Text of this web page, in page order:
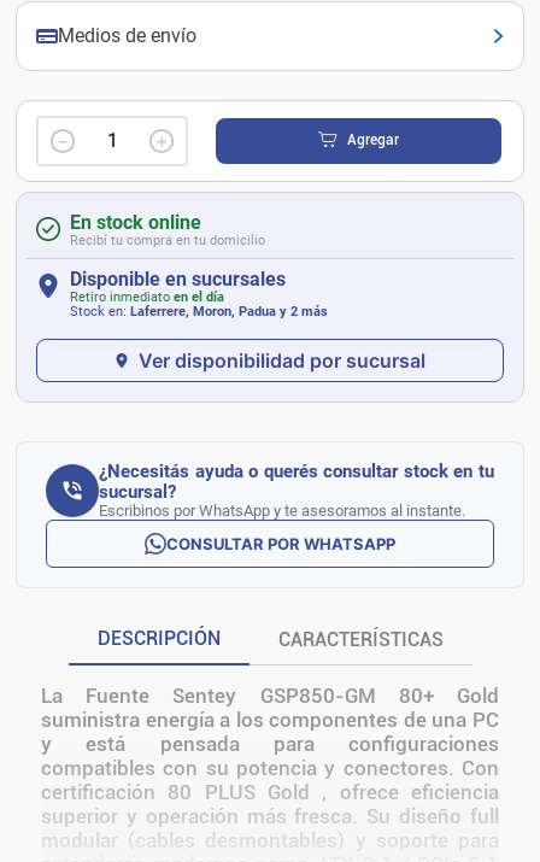
Medios de envío
＋
－ Agregar
En stock online
Recibí tu compra en tu domicilio
Disponible en sucursales
Retiro inmediato en el día
Stock en: Laferrere, Moron, Padua y 2 más
Ver disponibilidad por sucursal
¿Necesitás ayuda o querés consultar stock en tu
sucursal?
Escribinos por WhatsApp y te asesoramos al instante.
CONSULTAR POR WHATSAPP
DESCRIPCIÓN CARACTERÍSTICAS
La Fuente Sentey GSP850-GM 80+ Gold
suministra energía a los componentes de una PC
y está pensada para configuraciones
compatibles con su potencia y conectores. Con
certificación 80 PLUS Gold , ofrece eficiencia
superior y operación más fresca. Su diseño full
modular (cables desmontables) y soporte para